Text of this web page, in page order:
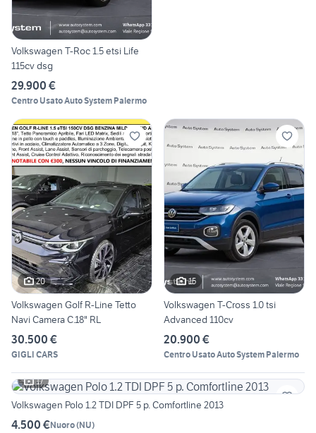
Volkswagen T-Roc 1.5 etsi Life
115cv dsg
29.900 €
Centro Usato Auto System Palermo
20
Volkswagen Golf R-Line Tetto
Navi Camera C.18" RL
30.500 €
GIGLI CARS
15
Volkswagen T-Cross 1.0 tsi
Advanced 110cv
20.900 €
Centro Usato Auto System Palermo
17
Volkswagen Polo 1.2 TDI DPF 5 p. Comfortline 2013
4.500 €Nuoro(NU)